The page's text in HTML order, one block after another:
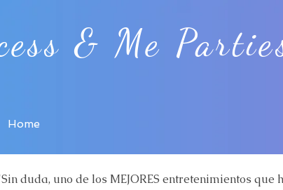
& Me
Home
duda, uno de los MEJORES entretenimientos